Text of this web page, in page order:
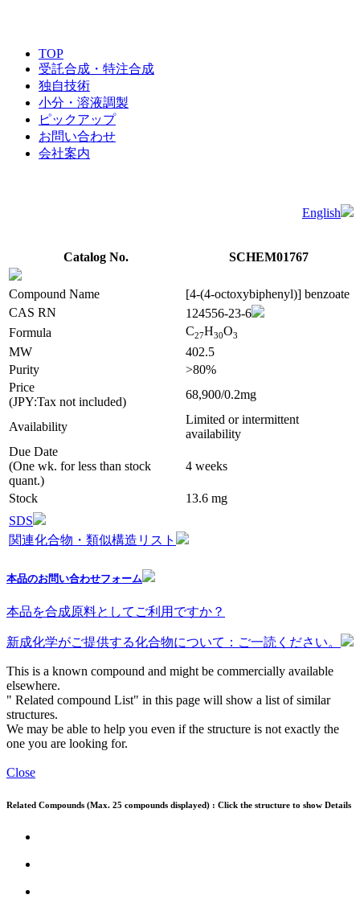
TOP
受託合成・特注合成
独自技術
小分・溶液調製
ピックアップ
お問い合わせ
会社案内
English
Catalog No. SCHEM01767
Compound Name
[4-(4-octoxybiphenyl)] benzoate
CAS RN
124556-23-6
Formula
C27H30O3
MW
402.5
Purity
>80%
Price
(JPY:Tax not included)
68,900/0.2mg
Availability
Limited or intermittent
availability
Due Date
(One wk. for less than stock
quant.)
4 weeks
Stock
13.6 mg
SDS
関連化合物・類似構造リスト
本品のお問い合わせフォーム
本品を合成原料としてご利用ですか？
新成化学がご提供する化合物について：ご一読ください。
This is a known compound and might be commercially available
elsewhere.
" Related compound List" in this page will show a list of similar
structures.
We may be able to help you even if the structure is not exactly the
one you are looking for.
Close
Related Compounds (Max. 25 compounds displayed) : Click the structure to show Details